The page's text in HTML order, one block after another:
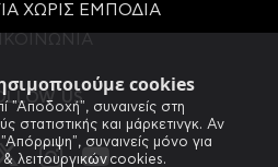
cookies
"Αποδοχή", συναινείς στη
στατιστικής και μάρκετινγκ. Αν
συναινείς μόνο για
λειτουργικών cookies.
ΧΩΡΙΣ ΕΜΠΟΔΙΑ
US